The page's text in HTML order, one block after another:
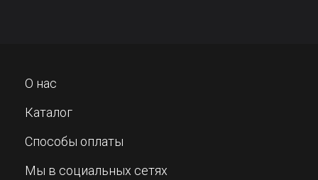
О нас
Каталог
Способы оплаты
Мы в социальных сетях